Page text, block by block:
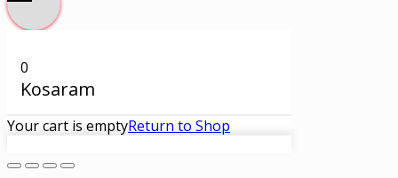
0
Kosaram
Your cart is emptyReturn to Shop